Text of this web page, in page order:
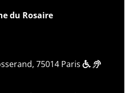
du Rosaire
75014 Paris